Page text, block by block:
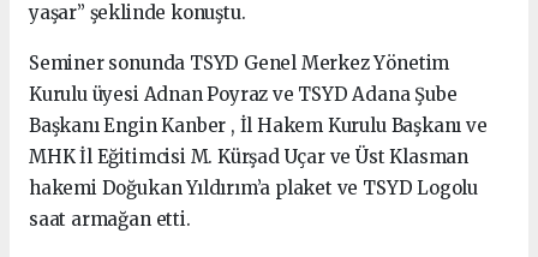
yaşar” şeklinde konuştu.
Seminer sonunda TSYD Genel Merkez Yönetim
Kurulu üyesi Adnan Poyraz ve TSYD Adana Şube
Başkanı Engin Kanber , İl Hakem Kurulu Başkanı ve
MHK İl Eğitimcisi M. Kürşad Uçar ve Üst Klasman
hakemi Doğukan Yıldırım’a plaket ve TSYD Logolu
saat armağan etti.